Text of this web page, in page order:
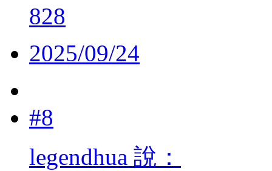
828
2025/09/24
#8
legendhua 說：